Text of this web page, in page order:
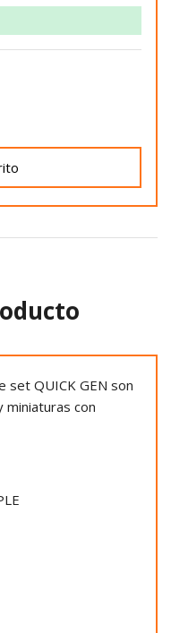
set QUICK GEN son
con